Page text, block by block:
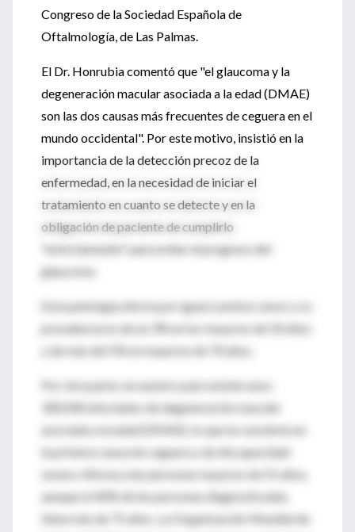
Congreso de la Sociedad Española de
Oftalmología, de Las Palmas.
El Dr. Honrubia comentó que "el glaucoma y la
degeneración macular asociada a la edad (DMAE)
son las dos causas más frecuentes de ceguera en el
mundo occidental". Por este motivo, insistió en la
importancia de la detección precoz de la
enfermedad, en la necesidad de iniciar el
tratamiento en cuanto se detecte y en la
obligación de paciente de cumplirlo
"estrictamente" para evitar el progreso del
glaucoma.
Esta patología afecta por igual a ambos sexos y su
prevalencia es de un 3% en los mayores de 50 años
y de más del 5% en mayores de 70 años.
Por otra parte, en nuestro país existen unos
300.000 afectados de degeneración macular
asociada a la edad (DMAE), lo que la convierte en
la primera causa de ceguera y de discapacidad
severa. Afecta a las personas mayores de 55 años,
aunque el 40% de las personas diagnosticadas
tiene más de 75 años. La Organización Mundial de